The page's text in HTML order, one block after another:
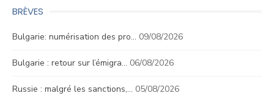
BRÈVES
Bulgarie: numérisation des pro… 09/08/2026
Bulgarie : retour sur l’émigra… 06/08/2026
Russie : malgré les sanctions,… 05/08/2026